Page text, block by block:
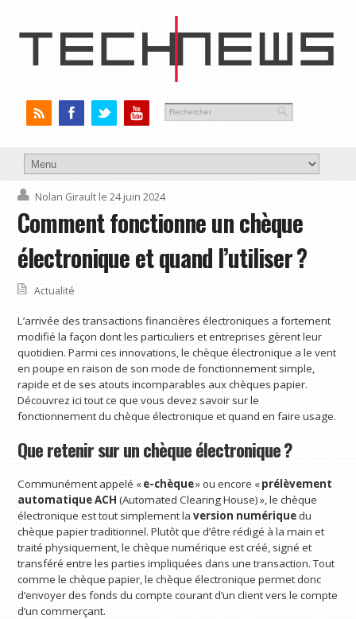
Nolan Girault le 24 juin 2024
Comment fonctionne un chèque
électronique et quand l’utiliser ?
Actualité
L’arrivée des transactions financières électroniques a fortement
modifié la façon dont les particuliers et entreprises gèrent leur
quotidien. Parmi ces innovations, le chèque électronique a le vent
en poupe en raison de son mode de fonctionnement simple,
rapide et de ses atouts incomparables aux chèques papier.
Découvrez ici tout ce que vous devez savoir sur le
fonctionnement du chèque électronique et quand en faire usage.
Que retenir sur un chèque électronique ?
Communément appelé «e-chèque» ou encore «prélèvement
automatique ACH (Automated Clearing House) », le chèque
électronique est tout simplement laversion numériquedu
chèque papier traditionnel. Plutôt que d’être rédigé à la main et
traité physiquement, le chèque numérique est créé, signé et
transféré entre les parties impliquées dans une transaction. Tout
comme le chèque papier, le chèque électronique permet donc
d’envoyer des fonds du compte courant d’un client vers le compte
d’un commerçant.